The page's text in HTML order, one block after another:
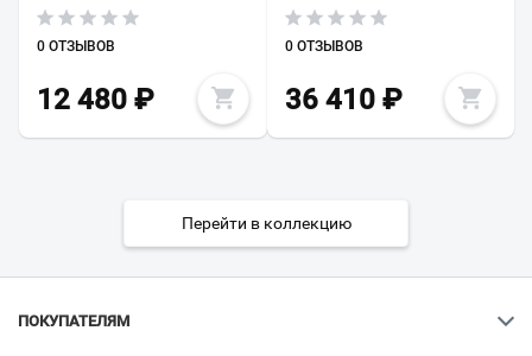
0 ОТЗЫВОВ
12 480 ₽
0 ОТЗЫВОВ
36 410₽
Перейти в коллекцию
ПОКУПАТЕЛЯМ